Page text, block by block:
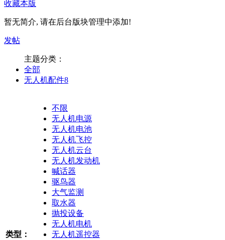
收藏本版
暂无简介, 请在后台版块管理中添加!
发帖
主题分类：
全部
无人机配件8
类型：
不限
无人机电源
无人机电池
无人机飞控
无人机云台
无人机发动机
喊话器
驱鸟器
大气监测
取水器
抛投设备
无人机电机
无人机遥控器